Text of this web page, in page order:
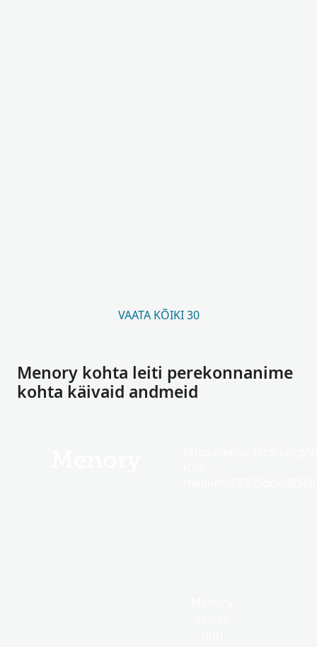
VAATA KÕIKI 30
Menory kohta leiti perekonnanime
kohta käivaid andmeid